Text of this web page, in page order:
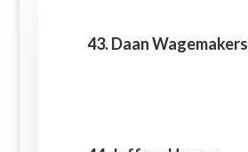
43. Daan Wagemakers